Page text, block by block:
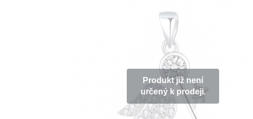
Produkt již není
určený k prodeji.